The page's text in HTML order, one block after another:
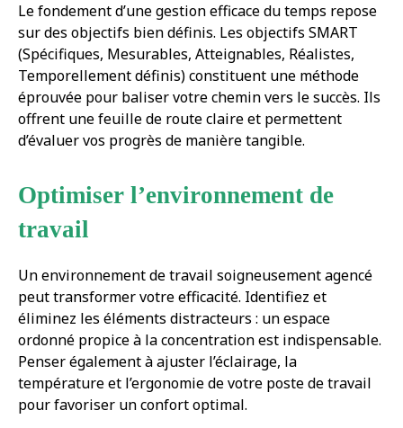
Le fondement d’une gestion efficace du temps repose
sur des objectifs bien définis. Les objectifs SMART
(Spécifiques, Mesurables, Atteignables, Réalistes,
Temporellement définis) constituent une méthode
éprouvée pour baliser votre chemin vers le succès. Ils
offrent une feuille de route claire et permettent
d’évaluer vos progrès de manière tangible.
Optimiser l’environnement de
travail
Un environnement de travail soigneusement agencé
peut transformer votre efficacité. Identifiez et
éliminez les éléments distracteurs : un espace
ordonné propice à la concentration est indispensable.
Penser également à ajuster l’éclairage, la
température et l’ergonomie de votre poste de travail
pour favoriser un confort optimal.